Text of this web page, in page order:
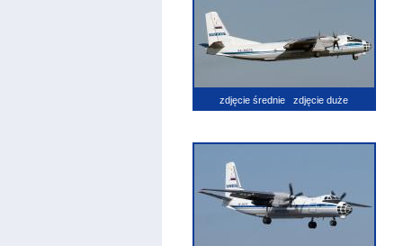
zdjęcie średnie zdjęcie duże